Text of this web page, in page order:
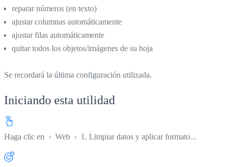
reparar números (en texto)
ajustar columnas automáticamente
ajustar filas automáticamente
quitar todos los objetos/imágenes de su hoja
Se recordará la última configuración utilizada.
Iniciando esta utilidad
Haga clic en › Web › 1. Limpiar datos y aplicar formato...